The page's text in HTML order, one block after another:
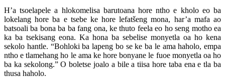
H’a tsoelapele a hlokomelisa barutoana hore ntho e kholo eo ba
lokelang hore ba e tsebe ke hore lefatšeng mona, har’a mafa ao
batsoali ba bona ba ba fang ona, ke thuto feela eo ho seng motho ea
ka ba tsekisang eona. Ka hona ba sebelise monyetla oa ho kena
sekolo hantle. “Bohloki ba lapeng bo se ke ba le ama haholo, empa
ntho e tlamehang ho le ama ke hore bonyane le fuoe monyetla oa ho
ba ka sekolong.” O boletse joalo a bile a tiisa hore taba ena e tla ba
thusa haholo.